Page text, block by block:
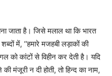
जाता है। जिसे मलाल था कि भारत
में, ‘‘हमारे मजहबी लड़ाकों की
कांटों से विहीन कर देती है। यदि
मंजूरी न दी होती, तो हिन्द का नाम,